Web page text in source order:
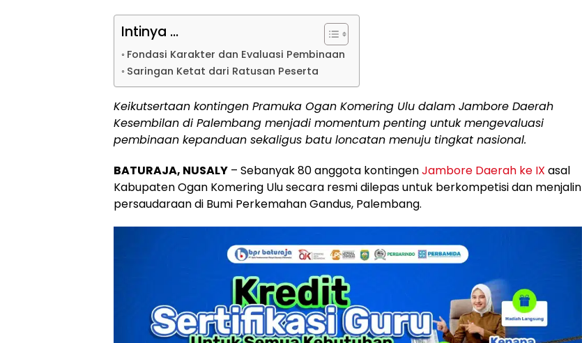
Intinya ...
Fondasi Karakter dan Evaluasi Pembinaan
Saringan Ketat dari Ratusan Peserta
Keikutsertaan kontingen Pramuka Ogan Komering Ulu dalam Jambore Daerah
Kesembilan di Palembang menjadi momentum penting untuk mengevaluasi
pembinaan kepanduan sekaligus batu loncatan menuju tingkat nasional.
BATURAJA, NUSALY – Sebanyak 80 anggota kontingenJambore Daerah ke IX asal
Kabupaten Ogan Komering Ulu secara resmi dilepas untuk berkompetisi dan menjalin
persaudaraan di Bumi Perkemahan Gandus, Palembang.